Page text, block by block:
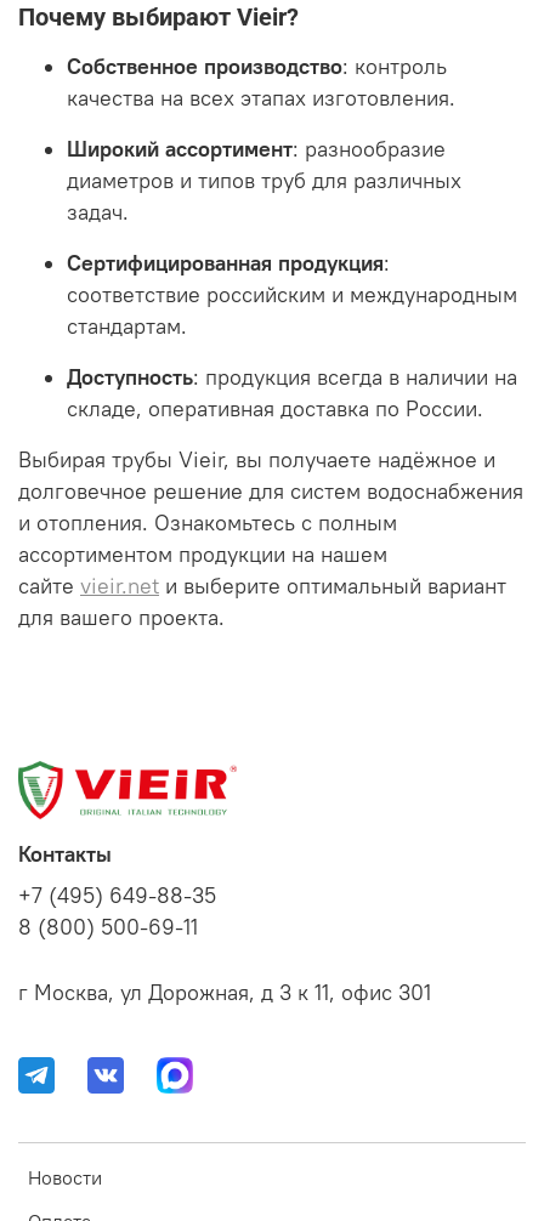
Почему выбирают Vieir?
Собственное производство: контроль
качества на всех этапах изготовления.
Широкий ассортимент: разнообразие
диаметров и типов труб для различных
задач.
Сертифицированная продукция:
соответствие российским и международным
стандартам.
Доступность: продукция всегда в наличии на
складе, оперативная доставка по России.
Выбирая трубы Vieir, вы получаете надёжное и
долговечное решение для систем водоснабжения
и отопления. Ознакомьтесь с полным
ассортиментом продукции на нашем
сайте vieir.net и выберите оптимальный вариант
для вашего проекта.
Новости
Контакты
+7 (495) 649-88-35
8 (800) 500-69-11
г Москва, ул Дорожная, д 3 к 11, офис 301